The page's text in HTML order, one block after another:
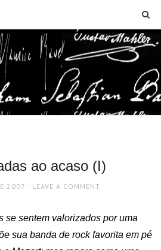
ao acaso (I)
2007 LEAVE A COMMENT
se sentem valorizados por uma
sua banda de rock favorita em pé